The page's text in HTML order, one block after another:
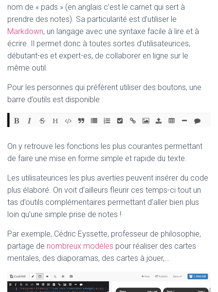
nom de « pads » (en anglais c’est le carnet qui sert à
prendre des notes). Sa particularité est d’utiliser le
Markdown, un langage avec une syntaxe facile à lire et à
écrire. Il permet donc à toutes sortes d’utilisateurices,
débutant⋅es et expert⋅es, de collaborer en ligne sur le
même outil.
Pour les personnes qui préfèrent utiliser des boutons, une
barre d’outils est disponible :
On y retrouve les fonctions les plus courantes permettant
de faire une mise en forme simple et rapide du texte.
Les utilisateurices les plus averties peuvent insérer du code
plus élaboré. On voit d’ailleurs fleurir ces temps-ci tout un
tas d’outils complémentaires permettant d’aller bien plus
loin qu’une simple prise de notes !
Par exemple, Cédric Eyssette, professeur de philosophie,
partage de nombreux modèles pour réaliser des cartes
mentales, des diaporamas, des cartes à jouer,…